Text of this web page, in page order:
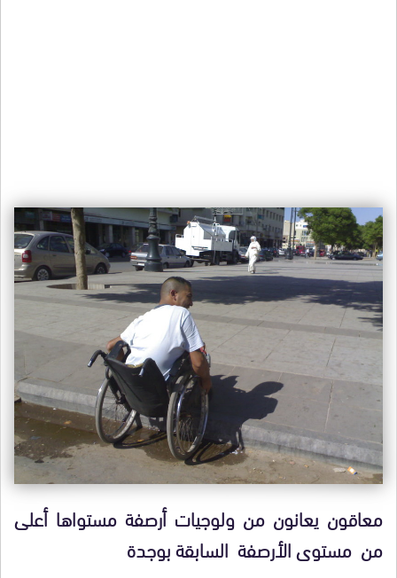
معاقون يعانون من ولوجيات أرصفة مستواها أعلى
من مستوى الأرصفة السابقة بوجدة